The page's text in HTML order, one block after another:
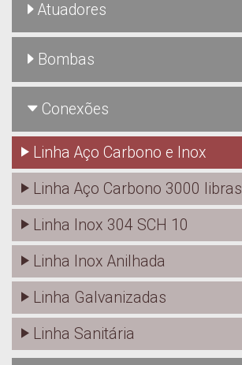
Atuadores
Bombas
Conexões
Linha Aço Carbono e Inox
Linha Aço Carbono 3000 libras
Linha Inox 304 SCH 10
Linha Inox Anilhada
Linha Galvanizadas
Linha Sanitária